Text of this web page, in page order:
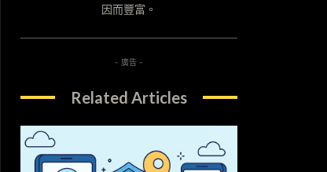
因而豐富。
- 廣告 -
Related Articles